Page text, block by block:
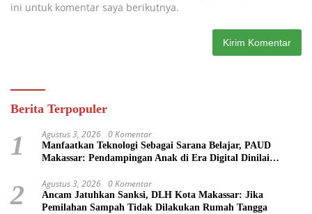
ini untuk komentar saya berikutnya.
Berita Terpopuler
1 Agustus 3, 2026 0 Komentar
Manfaatkan Teknologi Sebagai Sarana Belajar, PAUD
Makassar: Pendampingan Anak di Era Digital Dinilai
2 Agustus 3, 2026 0 Komentar
Ancam Jatuhkan Sanksi, DLH Kota Makassar: Jika
Pemilahan Sampah Tidak Dilakukan Rumah Tangga